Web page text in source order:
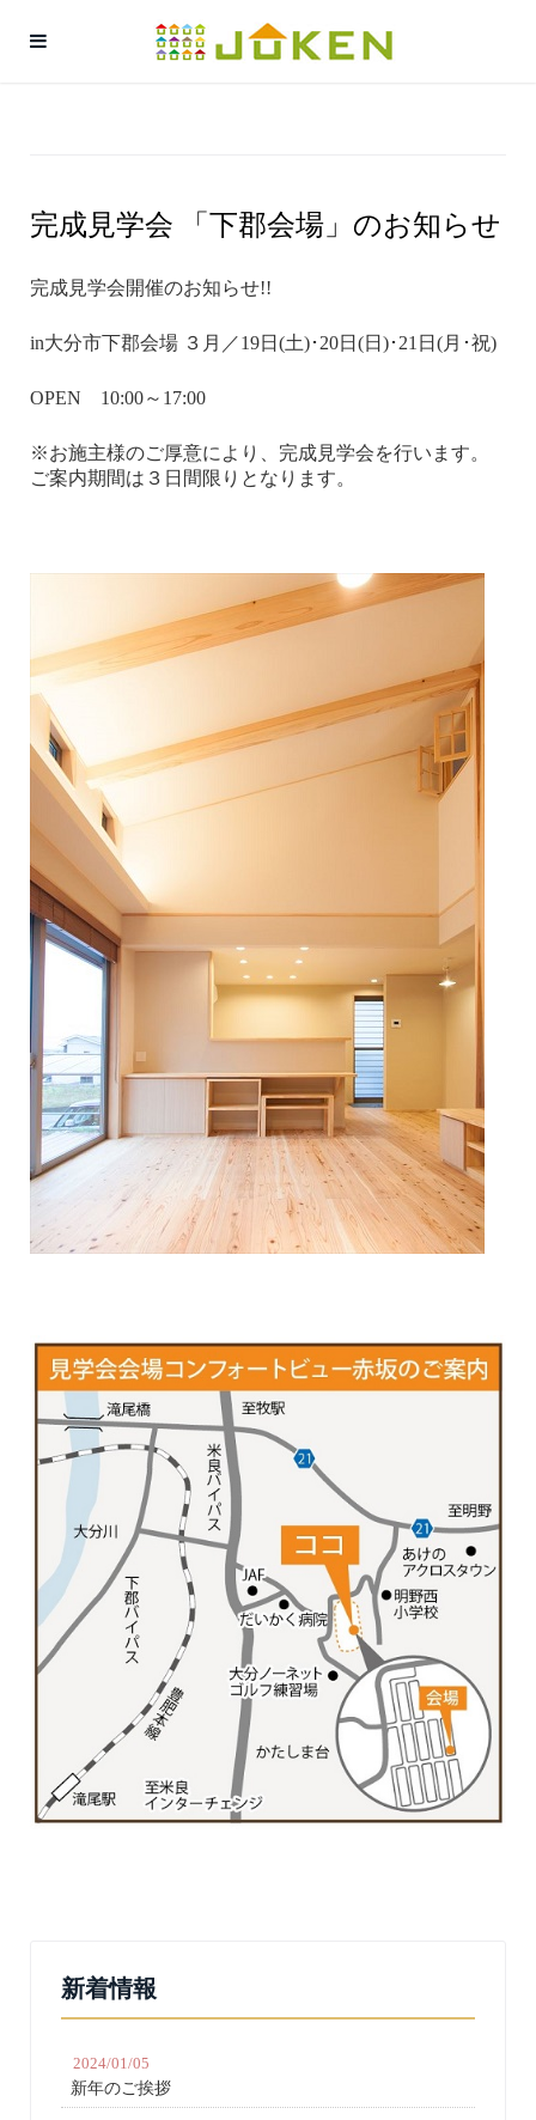
完成見学会 「下郡会場」のお知らせ
完成見学会開催のお知らせ!!
in大分市下郡会場 ３月／19日(土)･20日(日)･21日(月･祝)
OPEN 10:00～17:00
※お施主様のご厚意により、完成見学会を行います。
ご案内期間は３日間限りとなります。
新着情報
新年のご挨拶
2024/01/05